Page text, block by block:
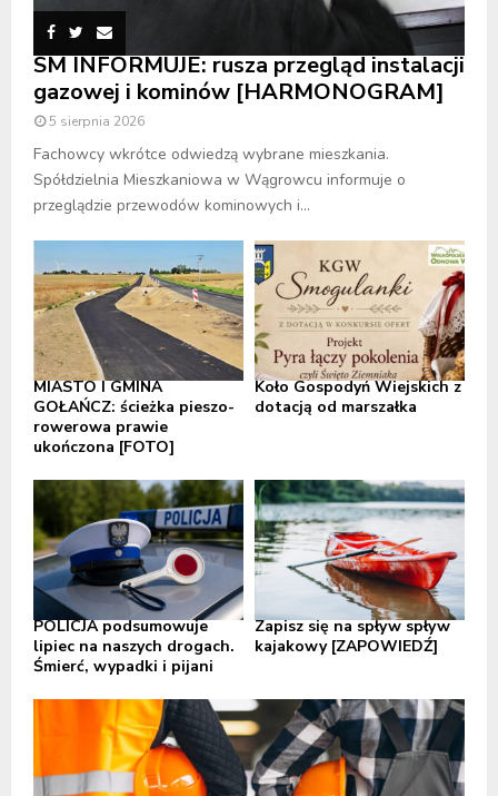
SM INFORMUJE: rusza przegląd instalacji
gazowej i kominów [HARMONOGRAM]
5 sierpnia 2026
Fachowcy wkrótce odwiedzą wybrane mieszkania.
Spółdzielnia Mieszkaniowa w Wągrowcu informuje o
przeglądzie przewodów kominowych i...
MIASTO I GMINA
GOŁAŃCZ: ścieżka pieszo-
rowerowa prawie
ukończona [FOTO]
Koło Gospodyń Wiejskich z
dotacją od marszałka
POLICJA podsumowuje
lipiec na naszych drogach.
Śmierć, wypadki i pijani
Zapisz się na spływ spływ
kajakowy [ZAPOWIEDŹ]